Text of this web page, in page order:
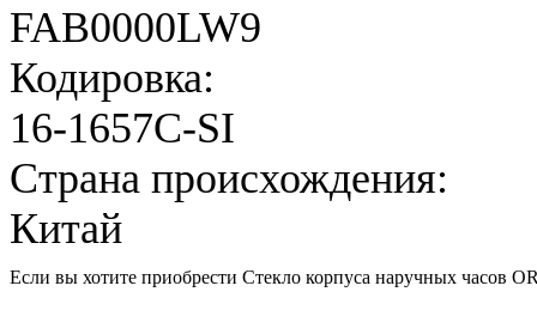
FAB0000LW9
Кодировка:
16-1657C-SI
Страна происхождения:
Китай
Если вы хотите приобрести Стекло корпуса наручных часов